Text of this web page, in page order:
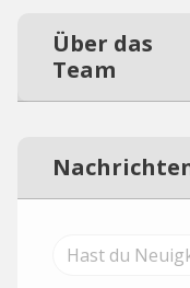
Über das
Team